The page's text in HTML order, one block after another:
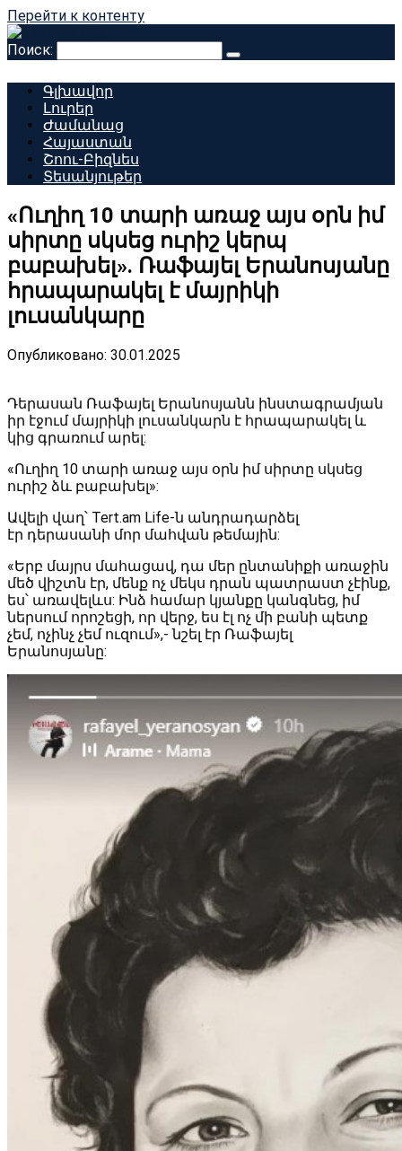
Перейти к контенту
Поиск:
Գլխավոր
Լուրեր
Ժամանաց
Հայաստան
Շոու-Բիզնես
Տեսանյութեր
«Ուղիղ 10 տարի առաջ այս օրն իմ
սիրտը սկսեց ուրիշ կերպ
բաբախել». Ռաֆայել Երանոսյանը
հրապարակել է մայրիկի
լուսանկարը
Опубликовано: 30.01.2025
Դերասան Ռաֆայել Երանոսյանն ինստագրամյան
իր էջում մայրիկի լուսանկարն է հրապարակել և
կից գրառում արել:
«Ուղիղ 10 տարի առաջ այս օրն իմ սիրտը սկսեց
ուրիշ ձև բաբախել»:
Ավելի վաղ՝ Tert.am Life-ն անդրադարձել
էր դերասանի մոր մահվան թեմային:
«Երբ մայրս մահացավ, դա մեր ընտանիքի առաջին
մեծ վիշտն էր, մենք ոչ մեկս դրան պատրաստ չէինք,
ես՝ առավելևս: Ինձ համար կյանքը կանգնեց, իմ
ներսում որոշեցի, որ վերջ, ես էլ ոչ մի բանի պետք
չեմ, ոչինչ չեմ ուզում»,- նշել էր Ռաֆայել
Երանոսյանը: